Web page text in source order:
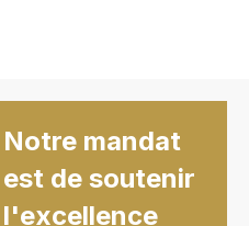
Notre mandat
est de soutenir
l'excellence